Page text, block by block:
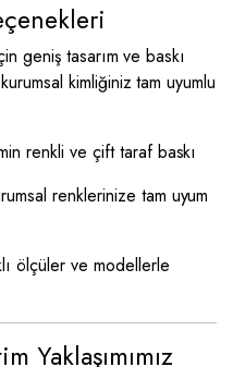
geniş tasarım ve baskı
kimliğiniz tam uyumlu
renkli ve çift taraf baskı
renklerinize tam uyum
ölçüler ve modellerle
Yaklaşımımız